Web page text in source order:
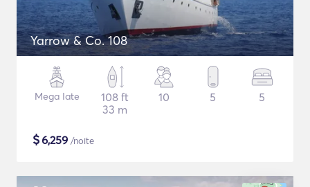
Yarrow & Co. 108
Mega Iate
108 ft
33 m
10 5 5
$6,259 /noite